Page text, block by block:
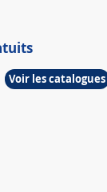
Voir les catalogues